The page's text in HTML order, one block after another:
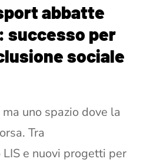
abbatte
successo per
sociale
uno spazio dove la
Tra
e nuovi progetti per